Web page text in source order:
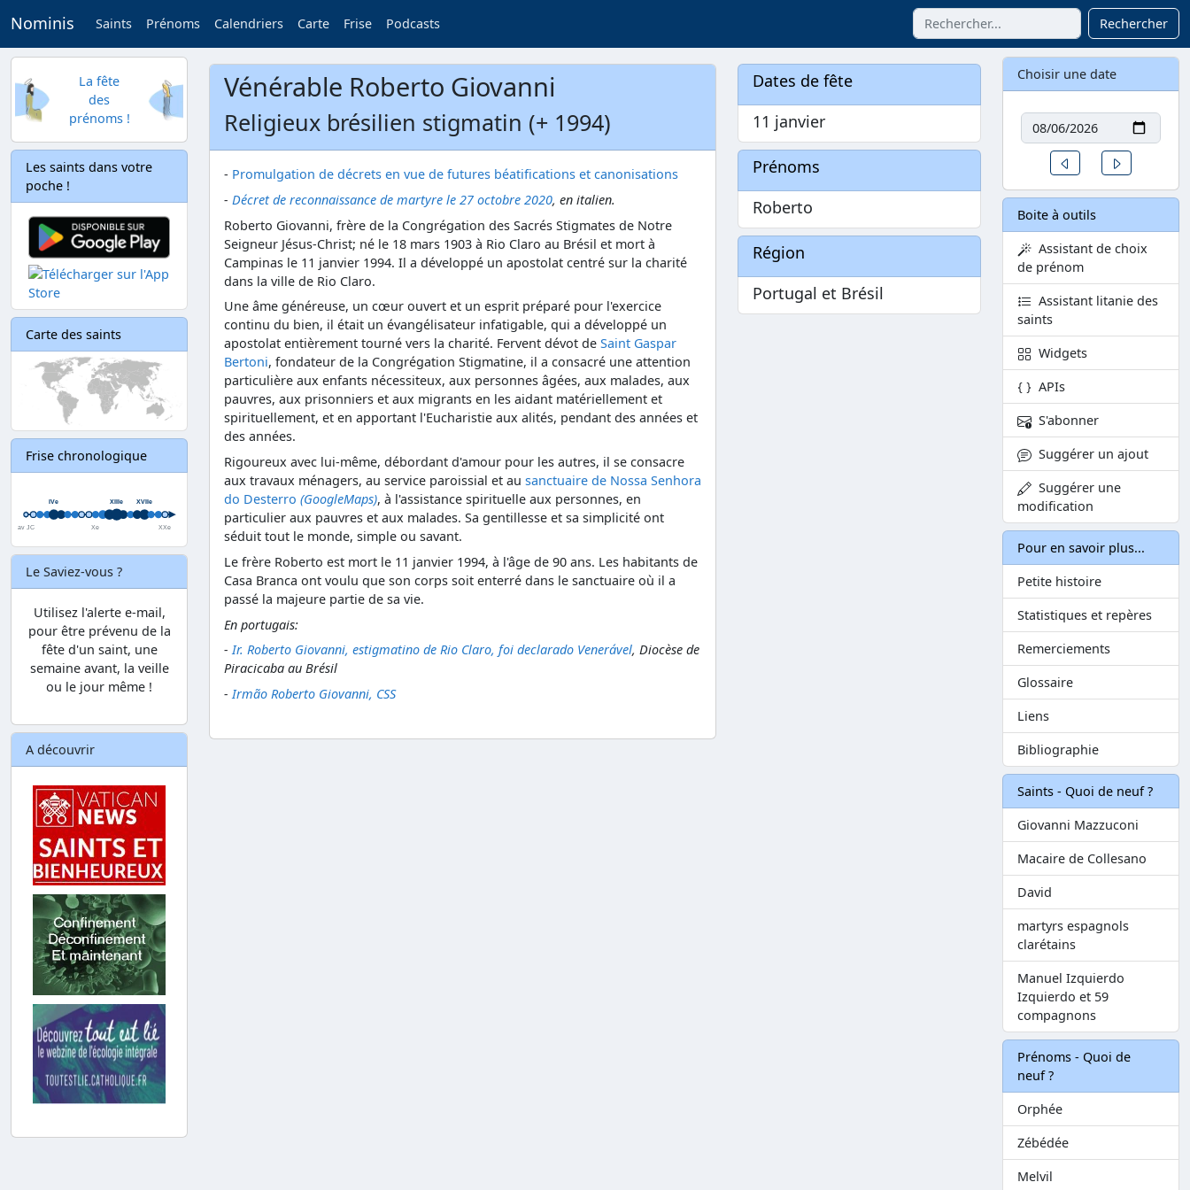
Nominis Saints Prénoms Calendriers Carte Frise Podcasts Rechercher
La fête
des
prénoms !
Les saints dans votre
poche !
Carte des saints
Frise chronologique
Le Saviez-vous ?
Utilisez l'alerte e-mail,
pour être prévenu de la
fête d'un saint, une
semaine avant, la veille
ou le jour même !
A découvrir
Vénérable Roberto Giovanni
Religieux brésilien stigmatin (+ 1994)
- Promulgation de décrets en vue de futures béatifications et canonisations
- Décret de reconnaissance de martyre le 27 octobre 2020, en italien.
Roberto Giovanni, frère de la Congrégation des Sacrés Stigmates de Notre
Seigneur Jésus-Christ; né le 18 mars 1903 à Rio Claro au Brésil et mort à
Campinas le 11 janvier 1994. Il a développé un apostolat centré sur la charité
dans la ville de Rio Claro.
Une âme généreuse, un cœur ouvert et un esprit préparé pour l'exercice
continu du bien, il était un évangélisateur infatigable, qui a développé un
apostolat entièrement tourné vers la charité. Fervent dévot de Saint Gaspar
Bertoni, fondateur de la Congrégation Stigmatine, il a consacré une attention
particulière aux enfants nécessiteux, aux personnes âgées, aux malades, aux
pauvres, aux prisonniers et aux migrants en les aidant matériellement et
spirituellement, et en apportant l'Eucharistie aux alités, pendant des années et
des années.
Rigoureux avec lui-même, débordant d'amour pour les autres, il se consacre
aux travaux ménagers, au service paroissial et au sanctuaire de Nossa Senhora
do Desterro (GoogleMaps), à l'assistance spirituelle aux personnes, en
particulier aux pauvres et aux malades. Sa gentillesse et sa simplicité ont
séduit tout le monde, simple ou savant.
Le frère Roberto est mort le 11 janvier 1994, à l'âge de 90 ans. Les habitants de
Casa Branca ont voulu que son corps soit enterré dans le sanctuaire où il a
passé la majeure partie de sa vie.
En portugais:
-Ir. Roberto Giovanni, estigmatino de Rio Claro, foi declarado Venerável, Diocèse de
Piracicaba au Brésil
-Irmão Roberto Giovanni, CSS
Dates de fête
11 janvier
Prénoms
Roberto
Région
Portugal et Brésil
Choisir une date
Date
Un jour avant
Boite à outils
Assistant de choix
de prénom
Assistant litanie des
saints
Widgets
APIs
S'abonner
Suggérer un ajout
Suggérer une
modification
Pour en savoir plus...
Petite histoire
Statistiques et repères
Remerciements
Glossaire
Liens
Bibliographie
Saints - Quoi de neuf ?
Giovanni Mazzuconi
Macaire de Collesano
David
martyrs espagnols
clarétains
Manuel Izquierdo
Izquierdo et 59
compagnons
Prénoms - Quoi de
neuf ?
Orphée
Zébédée
Melvil